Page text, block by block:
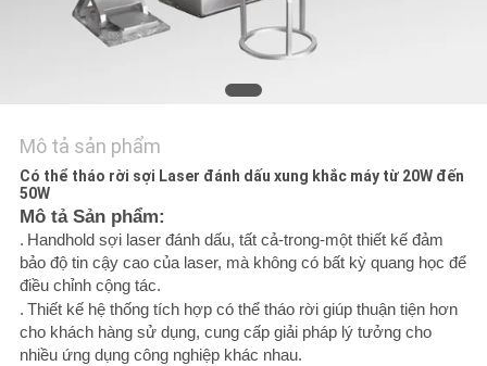
CHÚNG
CẦU
BÁO
GIÁ
РУССКИЙ
САЙТ
Mô tả sản phẩm
Có thể tháo rời sợi Laser đánh dấu xung khắc máy từ 20W đến
50W
Mô tả Sản phẩm:
. Handhold sợi laser đánh dấu, tất cả-trong-một thiết kế đảm
bảo độ tin cậy cao của laser, mà không có bất kỳ quang học để
điều chỉnh cộng tác.
. Thiết kế hệ thống tích hợp có thể tháo rời giúp thuận tiện hơn
cho khách hàng sử dụng, cung cấp giải pháp lý tưởng cho
nhiều ứng dụng công nghiệp khác nhau.